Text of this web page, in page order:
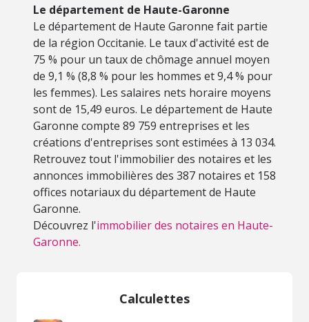
Le département de Haute-Garonne
Le département de Haute Garonne fait partie
de la région Occitanie. Le taux d'activité est de
75 % pour un taux de chômage annuel moyen
de 9,1 % (8,8 % pour les hommes et 9,4 % pour
les femmes). Les salaires nets horaire moyens
sont de 15,49 euros. Le département de Haute
Garonne compte 89 759 entreprises et les
créations d'entreprises sont estimées à 13 034.
Retrouvez tout l'immobilier des notaires et les
annonces immobilières des 387 notaires et 158
offices notariaux du département de Haute
Garonne.
Découvrez l'immobilier des notaires en Haute-
Garonne.
Calculettes